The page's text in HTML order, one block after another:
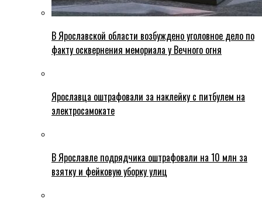
В Ярославской области возбуждено уголовное дело по
факту осквернения мемориала у Вечного огня
Ярославца оштрафовали за наклейку с питбулем на
электросамокате
В Ярославле подрядчика оштрафовали на 10 млн за
взятку и фейковую уборку улиц